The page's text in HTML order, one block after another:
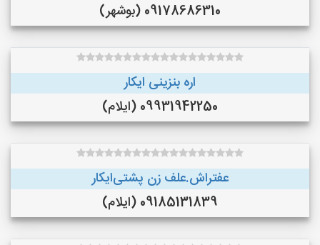
09178686310 (بوشهر)
اره بنزینی ایکار
09931942250 (ایلام)
عفتراش.علف زن پشتی‌ایکار
09185131839 (ایلام)